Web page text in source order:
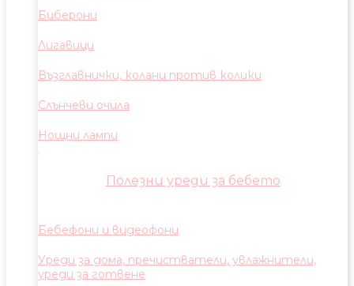
Биберони
Лигавици
Възглавнички, колани против колики
Слънчеви очила
Нощни лампи
Полезни уреди за бебето
Бебефони и видеофони
Уреди за дома, пречистватели, увлажнители,
уреди за готвене